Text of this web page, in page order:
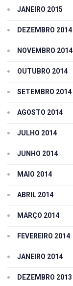
JANEIRO 2015
DEZEMBRO 2014
NOVEMBRO 2014
OUTUBRO 2014
SETEMBRO 2014
AGOSTO 2014
JULHO 2014
JUNHO 2014
MAIO 2014
ABRIL 2014
MARÇO 2014
FEVEREIRO 2014
JANEIRO 2014
DEZEMBRO 2013